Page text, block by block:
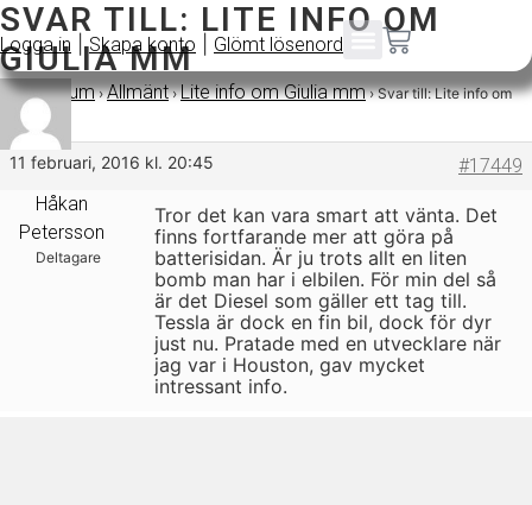
Logga in Skapa konto Glömt lösenord
SVAR TILL: LITE INFO OM
GIULIA MM
› Forum › Allmänt › Lite info om Giulia mm › Svar till: Lite info om
Giulia mm
11 februari, 2016 kl. 20:45
#17449
Håkan
Petersson
Deltagare
Tror det kan vara smart att vänta. Det
finns fortfarande mer att göra på
batterisidan. Är ju trots allt en liten
bomb man har i elbilen. För min del så
är det Diesel som gäller ett tag till.
Tessla är dock en fin bil, dock för dyr
just nu. Pratade med en utvecklare när
jag var i Houston, gav mycket
intressant info.